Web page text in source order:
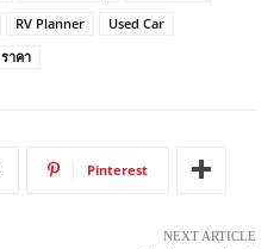
RV Planner
Used Car
ราคา
Pinterest
NEXT ARTICLE